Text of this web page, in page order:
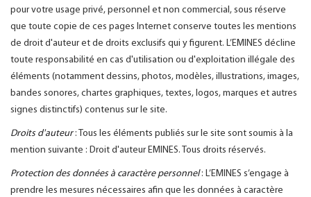
pour votre usage privé, personnel et non commercial, sous réserve
que toute copie de ces pages Internet conserve toutes les mentions
de droit d'auteur et de droits exclusifs qui y figurent. L’EMINES décline
toute responsabilité en cas d'utilisation ou d'exploitation illégale des
éléments (notamment dessins, photos, modèles, illustrations, images,
bandes sonores, chartes graphiques, textes, logos, marques et autres
signes distinctifs) contenus sur le site.
Droits d'auteur: Tous les éléments publiés sur le site sont soumis à la
mention suivante : Droit d'auteur EMINES. Tous droits réservés.
Protection des données à caractère personnel: L’EMINES s’engage à
prendre les mesures nécessaires afin que les données à caractère